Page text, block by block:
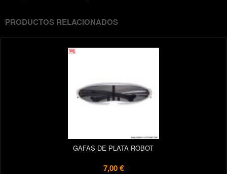
PRODUCTOS RELACIONADOS
GAFAS DE PLATA ROBOT
7,00 €